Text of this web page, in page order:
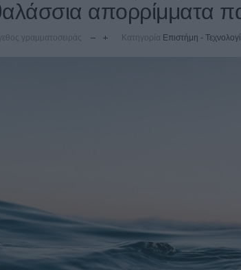
απορρίμματα
γραμματοσειράς Κατηγορία Επιστήμη -